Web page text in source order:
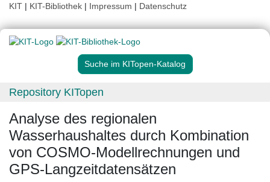
KIT | KIT-Bibliothek | Impressum | Datenschutz
Suche im KITopen-Katalog
Repository KITopen
Analyse des regionalen
Wasserhaushaltes durch Kombination
von COSMO-Modellrechnungen und
GPS-Langzeitdatensätzen